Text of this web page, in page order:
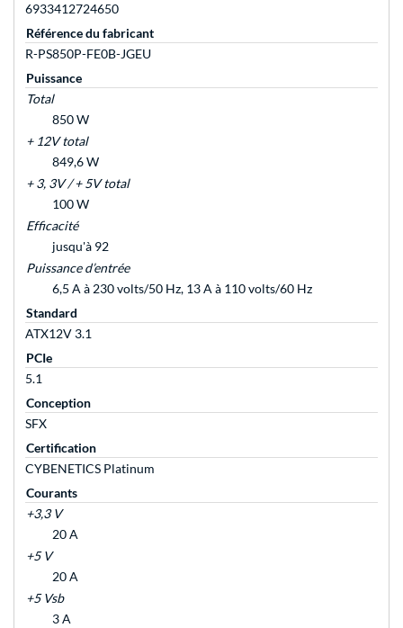
6933412724650
Référence du fabricant
R-PS850P-FE0B-JGEU
Puissance
Total
850 W
+ 12V total
849,6 W
+ 3, 3V / + 5V total
100 W
Efficacité
jusqu'à 92
Puissance d’entrée
6,5 A à 230 volts/50 Hz, 13 A à 110 volts/60 Hz
Standard
ATX12V 3.1
PCIe
5.1
Conception
SFX
Certification
CYBENETICS Platinum
Courants
+3,3 V
20 A
+5 V
20 A
+5 Vsb
3 A